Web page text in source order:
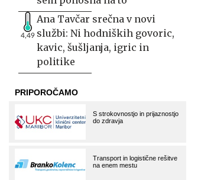
4,49
Ana Tavčar srečna v novi
službi: Ni hodniških govoric,
kavic, šušljanja, igric in
politike